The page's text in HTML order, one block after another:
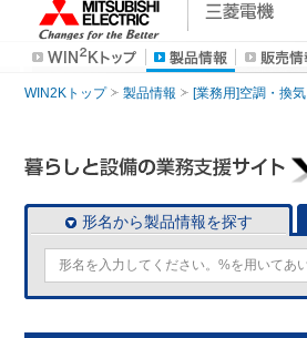
WIN2Kトップ 製品情報 [業務用]空調・換気
形名から製品情報を探す